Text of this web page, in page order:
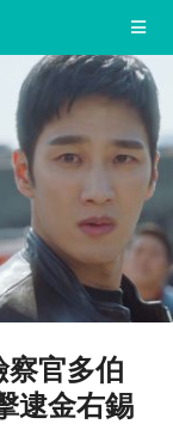
察官多伯
逮金右錫